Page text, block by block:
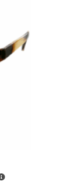
deseos